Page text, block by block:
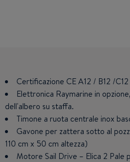
Certificazione CE A12 / B12 /C12
Elettronica Raymarine in
dell'albero su staffa.
Timone a ruota centrale inox
Gavone per zattera sotto al
110 cm x 50 cm altezza)
Motore Sail Drive – Elica 2 Pale
Cabina di prua doppia, due
cuccetta doppia.
Cucina a L che permette di
navigazione.
Localo bagno con doccia
Quadrato: la forma e la
permettono un utilizzo come